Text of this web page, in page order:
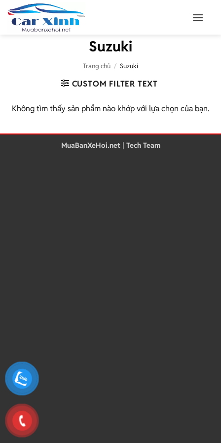
qua
Suzuki
Trang chủ / Suzuki
CUSTOM FILTER TEXT
Không tìm thấy sản phẩm nào khớp với lựa chọn của bạn.
MuaBanXeHoi.net | Tech Team